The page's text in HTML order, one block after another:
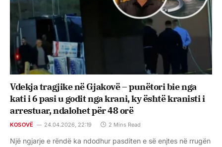
Vdekja tragjike në Gjakovë – punëtori bie nga
kati i 6 pasi u godit nga krani, ky është kranisti i
arrestuar, ndalohet për 48 orë
KOSOVË 24.04.2026, 22:19 2 Mins Read
Një ngjarje e rëndë ka ndodhur pasditen e së enjtes në rrugën